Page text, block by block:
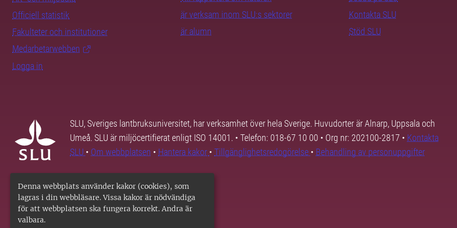
Denna webbplats använder kakor (cookies), som
lagras i din webbläsare. Vissa kakor är nödvändiga
för att webbplatsen ska fungera korrekt. Andra är
valbara.
Officiell statistik
Fakulteter och institutioner
Medarbetarwebben
Logga in
är verksam inom SLU:s sektorer
är alumn
Kontakta SLU
Stöd SLU
SLU, Sveriges lantbruksuniversitet, har verksamhet över hela Sverige. Huvudorter är Alnarp, Uppsala och
Umeå. SLU är miljöcertifierat enligt ISO 14001. • Telefon: 018-67 10 00 • Org nr: 202100-2817 • Kontakta
SLU • Om webbplatsen • Hantera kakor • Tillgänglighetsredogörelse • Behandling av personuppgifter